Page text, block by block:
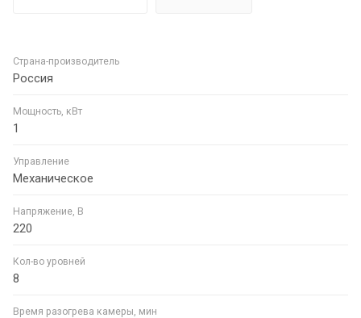
Страна-производитель
Россия
Мощность, кВт
1
Управление
Механическое
Напряжение, В
220
Кол-во уровней
8
Время разогрева камеры, мин